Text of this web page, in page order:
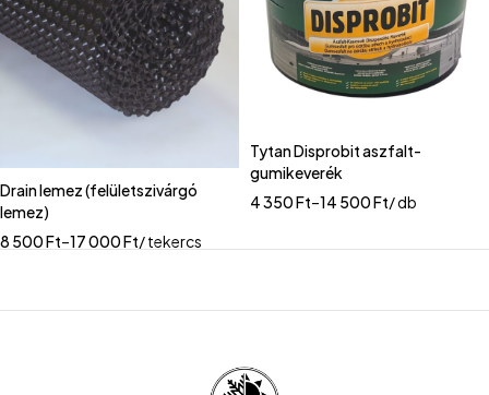
Drain lemez (felületszivárgó
lemez)
8 500Ft–17 000Ft/ tekercs
Tytan Disprobit aszfalt-
gumikeverék
4 350Ft–14 500Ft/ db